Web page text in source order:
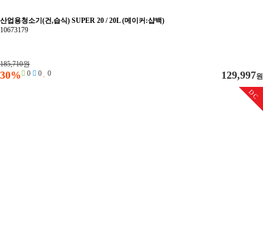
산업용청소기(건,습식) SUPER 20 / 20L (메이커:샵백)
10673179
185,710원
30% 129,997원
0 0 0
DC